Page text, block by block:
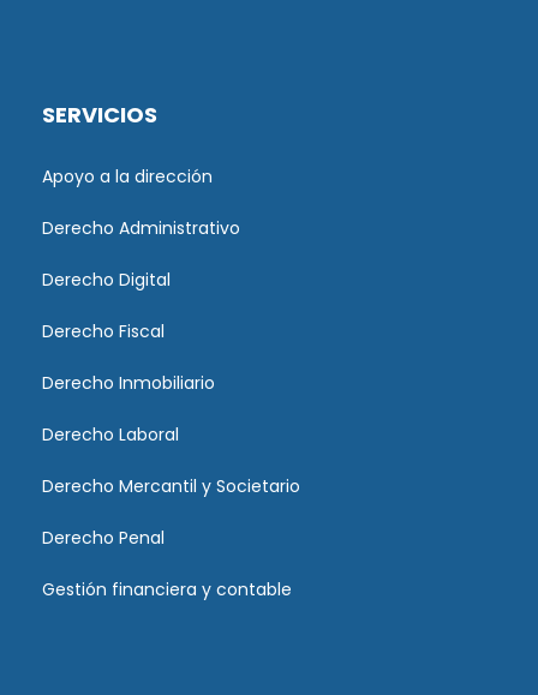
SERVICIOS
Apoyo a la dirección
Derecho Administrativo
Derecho Digital
Derecho Fiscal
Derecho Inmobiliario
Derecho Laboral
Derecho Mercantil y Societario
Derecho Penal
Gestión financiera y contable